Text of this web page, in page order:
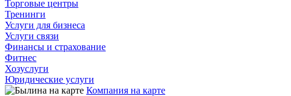
Торговые центры
Тренинги
Услуги для бизнеса
Услуги связи
Финансы и страхование
Фитнес
Хозуслуги
Юридические услуги
Компания на карте